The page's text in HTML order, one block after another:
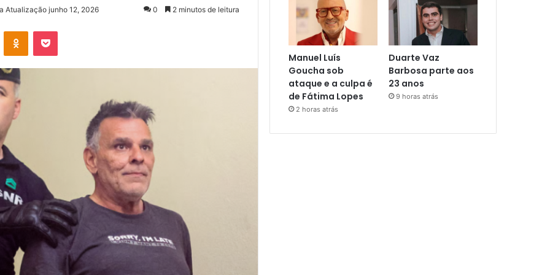
Atualização junho 12, 2026 0 2 minutos de leitura
OK Pocket
Manuel Luís
Goucha sob
ataque e a culpa é
de Fátima Lopes
2 horas atrás
Duarte Vaz
Barbosa parte aos
23 anos
9 horas atrás